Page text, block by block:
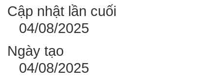
Cập nhật lần cuối
04/08/2025
Ngày tạo
04/08/2025